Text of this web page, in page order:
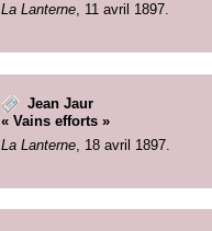
La Lanterne, 11 avril 1897.
Jean Jaur
« Vains efforts »
La Lanterne, 18 avril 1897.